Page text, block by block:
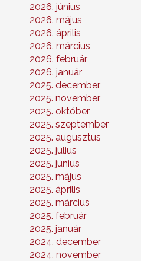
2026. június
2026. május
2026. április
2026. március
2026. február
2026. január
2025. december
2025. november
2025. október
2025. szeptember
2025. augusztus
2025. július
2025. június
2025. május
2025. április
2025. március
2025. február
2025. január
2024. december
2024. november